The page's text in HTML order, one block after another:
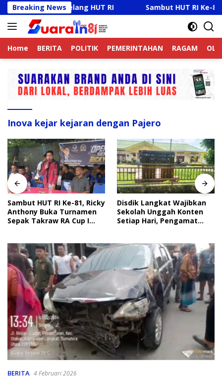
Langsung
ke
konten
Breaking News
Jelang HUT RI Sambut HUT RI Ke-81,
Home BERITA POLITIK PEMERINTAHAN RAGAM
Inova kejar kejaran dengan Pajero
Sambut HUT RI Ke-81, Ricky
Anthony Buka Turnamen
Sepak Takraw RA Cup I
Disdik Langkat Wajibkan
Sekolah Unggah Konten
Setiap Hari, Pengamat
BERITA 4 Februari 2026